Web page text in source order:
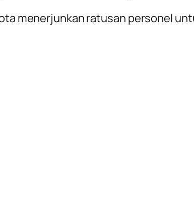
menerjunkan ratusan personel